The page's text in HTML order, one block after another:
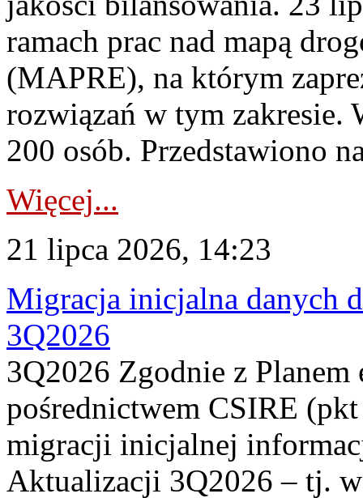
ramach prac nad mapą
(MAPRE), na którym
rozwiązań w tym zakresie.
200 osób. Przedstawiono
Więcej...
21 lipca 2026, 14:23
Migracja inicjalna danych
3Q2026
3Q2026 Zgodnie z
pośrednictwem CSIRE
migracji inicjalnej
Aktualizacji 3Q2026 – tj.